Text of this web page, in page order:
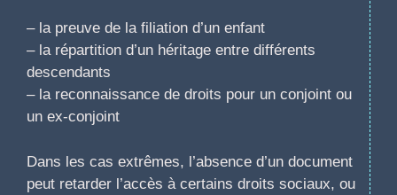
– la preuve de la filiation d’un enfant
– la répartition d’un héritage entre différents
descendants
– la reconnaissance de droits pour un conjoint ou
un ex-conjoint
Dans les cas extrêmes, l’absence d’un document
peut retarder l’accès à certains droits sociaux, ou